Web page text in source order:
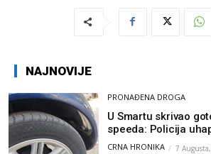
NAJNOVIJE
PRONAĐENA DROGA
U Smartu skrivao
speeda: Policija
Hercegovine
CRNA HRONIKA 7